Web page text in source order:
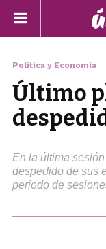
Política y Economía
Último
En la última
despedido de sus
periodo de